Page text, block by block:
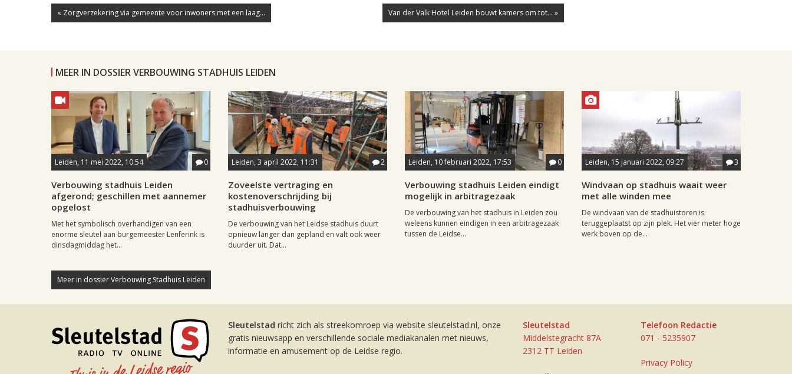
« Zorgverzekering via gemeente voor inwoners met een laag... Van der Valk Hotel Leiden bouwt kamers om tot... »
MEER IN DOSSIER VERBOUWING STADHUIS LEIDEN
Leiden, 11 mei 2022, 10:54 0
Verbouwing stadhuis Leiden
afgerond; geschillen met aannemer
opgelost
Met het symbolisch overhandigen van een
enorme sleutel aan burgemeester Lenferink is
dinsdagmiddag het...
Leiden, 3 april 2022, 11:31 2
Zoveelste vertraging en
kostenoverschrijding bij
stadhuisverbouwing
De verbouwing van het Leidse stadhuis duurt
opnieuw langer dan gepland en valt ook weer
duurder uit. Dat...
Leiden, 10 februari 2022, 17:53 0
Verbouwing stadhuis Leiden eindigt
mogelijk in arbitragezaak
De verbouwing van het stadhuis in Leiden zou
weleens kunnen eindigen in een arbitragezaak
tussen de Leidse...
Leiden, 15 januari 2022, 09:27 3
Windvaan op stadhuis waait weer
met alle winden mee
De windvaan van de stadhuistoren is
teruggeplaatst op zijn plek. Het vier meter hoge
werk boven op de...
Meer in dossier Verbouwing Stadhuis Leiden
Sleutelstad richt zich als streekomroep via website sleutelstad.nl, onze
gratis nieuwsapp en verschillende sociale mediakanalen met nieuws,
informatie en amusement op de Leidse regio.
Sleutelstad
Middelstegracht 87A
2312 TT Leiden
Telefoon Redactie
071 - 5235907
Privacy Policy